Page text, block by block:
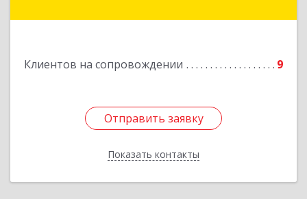
Клиентов на сопровождении 9
Отправить заявку
Показать контакты
Отправить заявку
Назад